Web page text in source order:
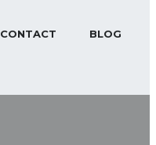
CONTACT BLOG